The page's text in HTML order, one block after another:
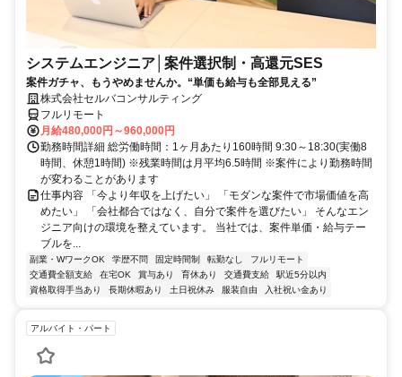
システムエンジニア│案件選択制・高還元SES
案件ガチャ、もうやめませんか。“単価も給与も全部見える”
株式会社セルバコンサルティング
フルリモート
月給480,000円～960,000円
勤務時間詳細 総労働時間：1ヶ月あたり160時間 9:30～18:30(実働8
時間、休憩1時間) ※残業時間は月平均6.5時間 ※案件により勤務時間
が変わることがあります
仕事内容 「今より年収を上げたい」 「モダンな案件で市場価値を高
めたい」 「会社都合ではなく、自分で案件を選びたい」 そんなエン
ジニア向けの環境を整えています。 当社では、案件単価・給与テー
ブルを...
副業・WワークOK 学歴不問 固定時間制 転勤なし
フルリモート
交通費全額支給
在宅OK 賞与あり 育休あり 交通費支給
駅近5分以内
資格取得手当あり
長期休暇あり 土日祝休み 服装自由 入社祝い金あり
アルバイト・パート